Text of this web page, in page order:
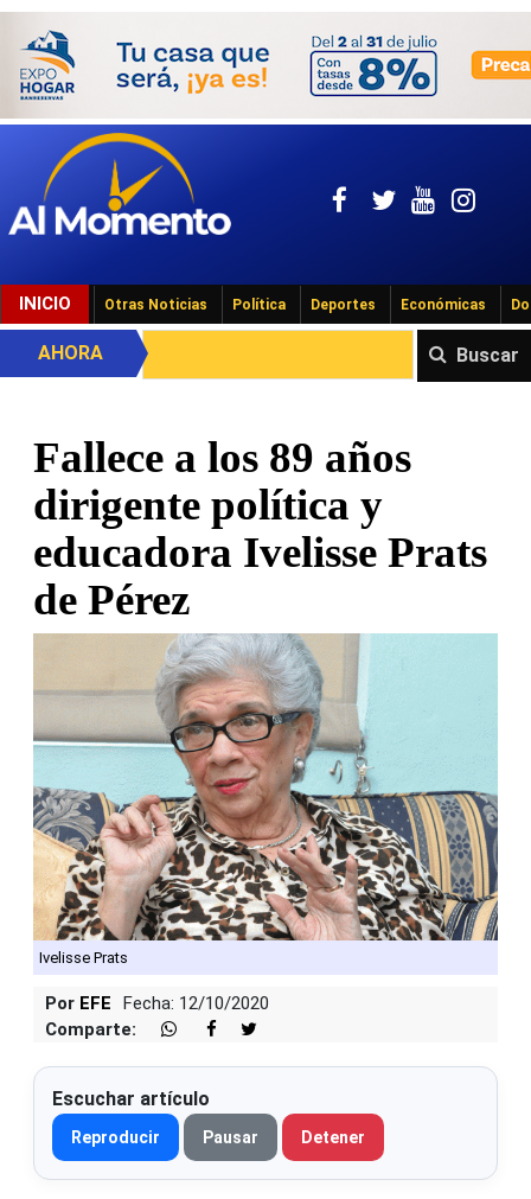
INICIO Otras Noticias Política Deportes Económicas
Buscar
AHORA
Fallece a los 89 años
dirigente política y
educadora Ivelisse Prats
de Pérez
Ivelisse Prats
Por EFE
Fecha: 12/10/2020
Comparte:
Escuchar artículo
Reproducir Pausar Detener